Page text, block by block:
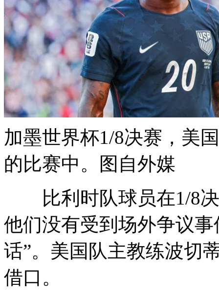
加墨世界杯1/8决赛，美
的比赛中。图自外媒
比利时队球员在1/8决
他们没有受到场外争议
话”。美国队主教练波切
借口。